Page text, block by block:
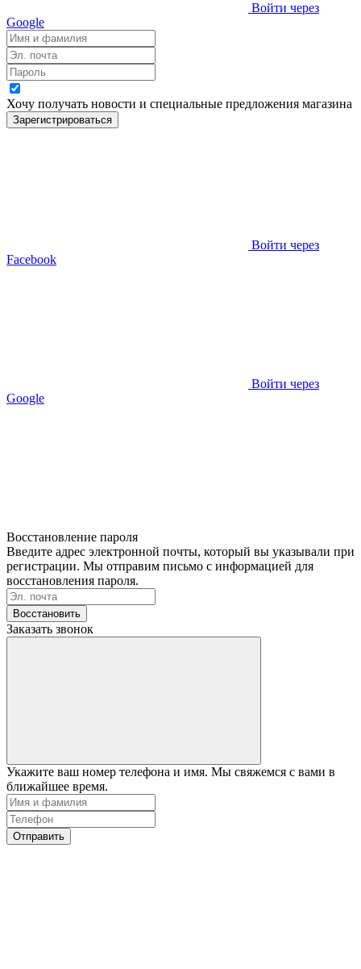
Войти через
Google
Хочу получать новости и специальные предложения магазина
Зарегистрироваться
Войти через
Facebook
Войти через
Google
Восстановление пароля
Введите адрес электронной почты, который вы указывали при
регистрации. Мы отправим письмо с информацией для
восстановления пароля.
Восстановить
Заказать звонок
Укажите ваш номер телефона и имя. Мы свяжемся с вами в
ближайшее время.
Отправить